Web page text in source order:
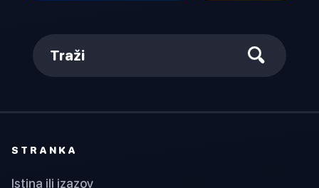
Traži
STRANKA
Istina ili izazov